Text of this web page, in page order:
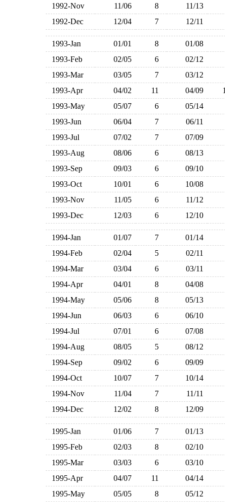
1992-Nov
11/06 8
11/13
1992-Dec
12/04 7 12/11
1993-Jan 01/01 8
01/08
1993-Feb
02/05 6
02/12
1993-Mar
03/05 7
03/12
1993-Apr
04/02 11 04/09
1993-May
05/07 6
05/14
1993-Jun
06/04 7
06/11
1993-Jul
07/02 7
07/09
1993-Aug
08/06 6
08/13
1993-Sep
09/03 6
09/10
1993-Oct
10/01 6
10/08
1993-Nov
11/05 6
11/12
1993-Dec
12/03 6 12/10
1994-Jan 01/07 7
01/14
1994-Feb
02/04 5
02/11
1994-Mar
03/04 6
03/11
1994-Apr
04/01 8
04/08
1994-May
05/06 8
05/13
1994-Jun
06/03 6
06/10
1994-Jul
07/01 6
07/08
1994-Aug
08/05 5
08/12
1994-Sep
09/02 6
09/09
1994-Oct
10/07 7
10/14
1994-Nov
11/04 7
11/11
1994-Dec
12/02 8 12/09
1995-Jan 01/06 7
01/13
1995-Feb
02/03 8
02/10
1995-Mar
03/03 6
03/10
1995-Apr
04/07 11
04/14
1995-May
05/05 8
05/12